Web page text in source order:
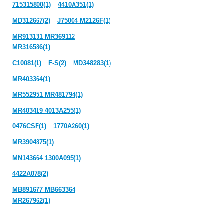
715315800(1) 4410A351(1)
MD312667(2) J75004 M2126F(1)
MR913131 MR369112
MR316586(1)
C10081(1) F-S(2) MD348283(1)
MR403364(1)
MR552951 MR481794(1)
MR403419 4013A255(1)
0476CSF(1) 1770A260(1)
MR3904875(1)
MN143664 1300A095(1)
4422A078(2)
MB891677 MB663364
MR267962(1)